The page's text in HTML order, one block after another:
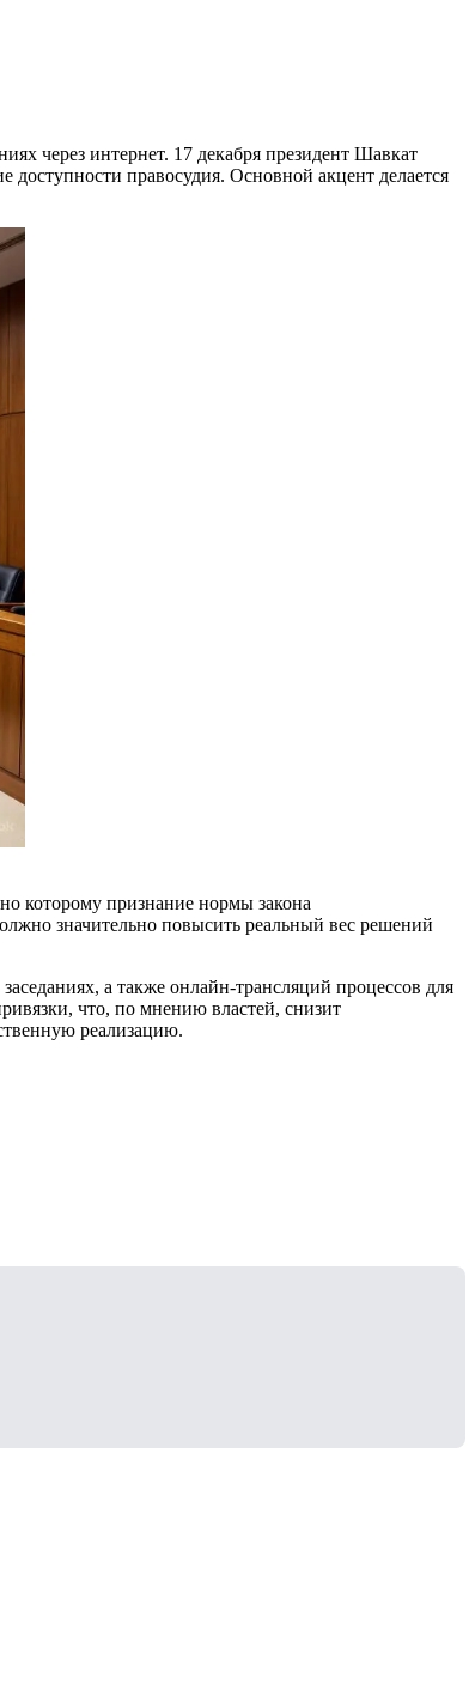
через интернет. 17 декабря президент Шавкат
правосудия. Основной акцент делается
которому признание нормы закона
значительно повысить реальный вес решений
а также онлайн-трансляций процессов для
что, по мнению властей, снизит
реализацию.